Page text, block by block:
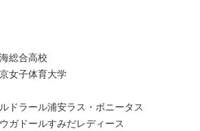
総合高校
女子体育大学
ラール浦安ラス・ボニータス
ドールすみだレディース